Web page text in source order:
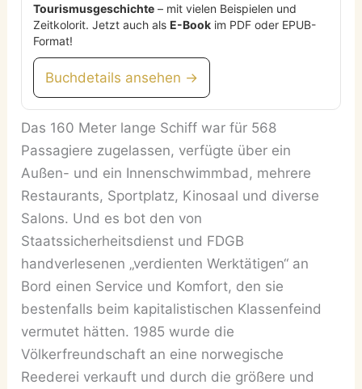
Tourismusgeschichte – mit vielen Beispielen und
Zeitkolorit. Jetzt auch alsE-Book im PDF oder EPUB-
Format!
Buchdetails ansehen →
Das 160 Meter lange Schiff war für 568
Passagiere zugelassen, verfügte über ein
Außen- und ein Innenschwimmbad, mehrere
Restaurants, Sportplatz, Kinosaal und diverse
Salons. Und es bot den von
Staatssicherheitsdienst und FDGB
handverlesenen „verdienten Werktätigen“ an
Bord einen Service und Komfort, den sie
bestenfalls beim kapitalistischen Klassenfeind
vermutet hätten. 1985 wurde die
Völkerfreundschaft an eine norwegische
Reederei verkauft und durch die größere und